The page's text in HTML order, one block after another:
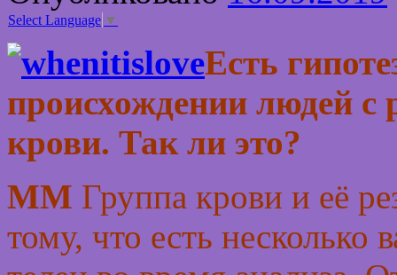
Select Language ▼
Есть
происхождении людей с
крови. Так ли это?
ММ Группа крови и её
тому, что есть несколько